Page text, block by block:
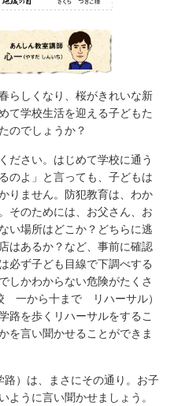
らしくなり、桜がきれいな新
て学校生活を迎える子どもた
のでしょうか？
ださい。はじめて学校に通う
のよ」と言っても、子どもは
りません。防犯教育は、わか
そのためには、お父さん、お
い場所はどこか？どちらに逃
はあるか？など、事前に確認
必ず子ども目線で下調べする
しかわからない危険がたくさ
一から十まで リハーサル）
路を歩くリハーサルをするこ
を言い聞かせることができま
）は、まさにその通り。お子
ように言い聞かせましょう。